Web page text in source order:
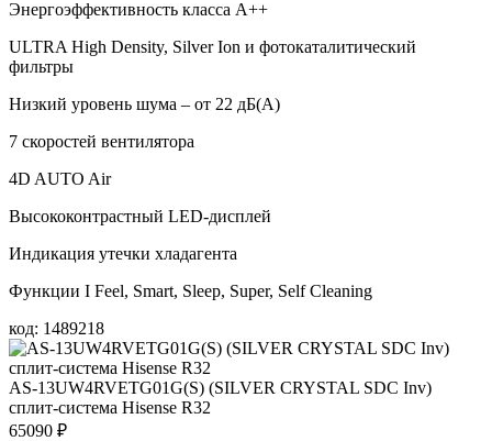
Энергоэффективность класса А++
ULTRA High Density, Silver Ion и фотокаталитический
фильтры
Низкий уровень шума – от 22 дБ(А)
7 скоростей вентилятора
4D AUTO Air
Высококонтрастный LED-дисплей
Индикация утечки хладагента
Функции I Feel, Smart, Sleep, Super, Self Cleaning
код: 1489218
AS-13UW4RVETG01G(S) (SILVER CRYSTAL SDC Inv)
сплит-система Hisense R32
65090 ₽